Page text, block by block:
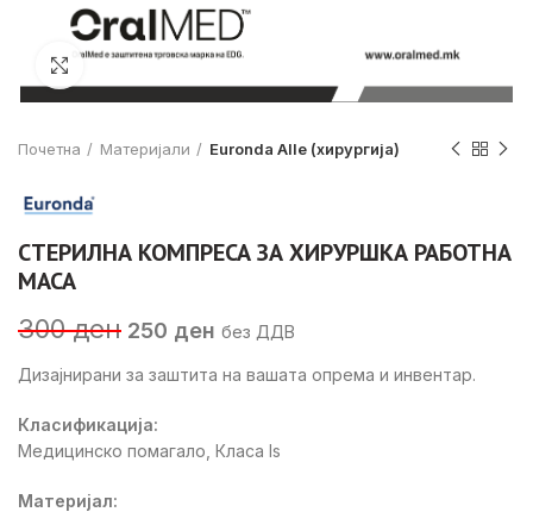
Click to enlarge
Почетна Материјали Euronda Alle (хирургија)
СТЕРИЛНА КОМПРЕСА ЗА ХИРУРШКА РАБОТНА
МАСА
300ден Original
was:
250 ден Current
price
is:
без ДДВ
Дизајнирани за заштита на вашата опрема и инвентар.
Класификација:
Медицинско помагало, Класа Is
Материјал: